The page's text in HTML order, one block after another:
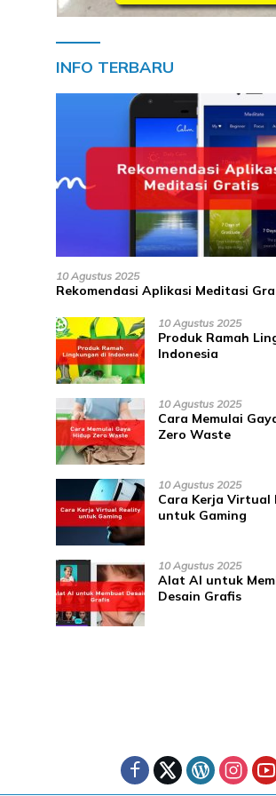
INFO TERBARU
10 Agustus 2025
Rekomendasi Aplikasi Meditasi
10 Agustus 2025
Produk Ramah
Indonesia
10 Agustus 2025
Cara Memulai
Zero Waste
10 Agustus 2025
Cara Kerja Virtual
untuk Gaming
10 Agustus 2025
Alat AI untuk
Desain Grafis